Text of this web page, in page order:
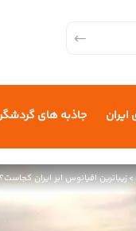
جاذبه های
>زیباترین اقیانوس ابر ایران کجاست؟